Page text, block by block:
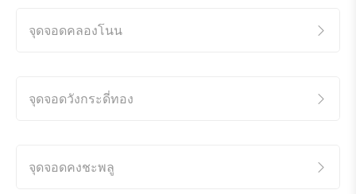
จุดจอดคลองโนน
จุดจอดวังกระดี่ทอง
จุดจอดคงชะพลู